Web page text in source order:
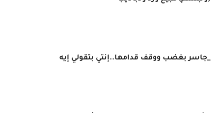
_جاسر بغضب ووقف قدامها..إنتي بتقولي إيه